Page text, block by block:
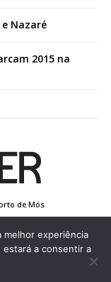
Nazaré
2015 na
de Mós
reservados.
melhor experiência
a consentir a